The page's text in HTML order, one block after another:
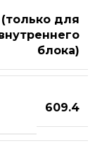
для
блока)
609.4